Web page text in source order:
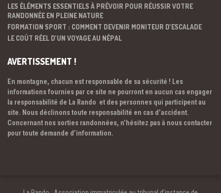
LES ÉLÉMENTS ESSENTIELS À PRÉVOIR POUR RÉUSSIR VOTRE
RANDONNÉE EN PLEINE NATURE
FORMATION SPORT : COMMENT DEVENIR MONITEUR D’ESCALADE
LE COÛT RÉEL D’UN VOYAGE AU NÉPAL
AVERTISSEMENT !
En montagne, chacun est responsable de sa sécurité ! Les
informations fournies par ce site ne pourront en aucun cas engager
la responsabilité de La Rando et des personnes qui participent au
site. Nous déclinons toute responsabilité en cas d’accident.
Concernant nos sorties randonnées, n’hésitez pas à nous contacter
pour toute demande d’information.